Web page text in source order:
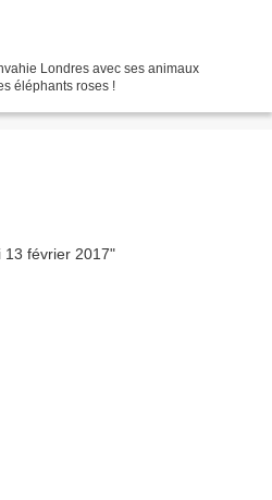
Londres avec ses animaux
éléphants roses !